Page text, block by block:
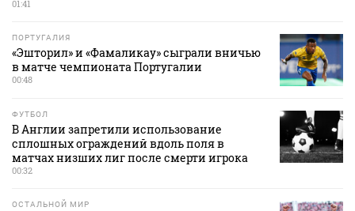
01:41
ПОРТУГАЛИЯ
«Эшторил» и «Фамаликау» сыграли вничью
в матче чемпионата Португалии
00:48
ФУТБОЛ
В Англии запретили использование
сплошных ограждений вдоль поля в
матчах низших лиг после смерти игрока
00:32
ОСТАЛЬНОЙ МИР